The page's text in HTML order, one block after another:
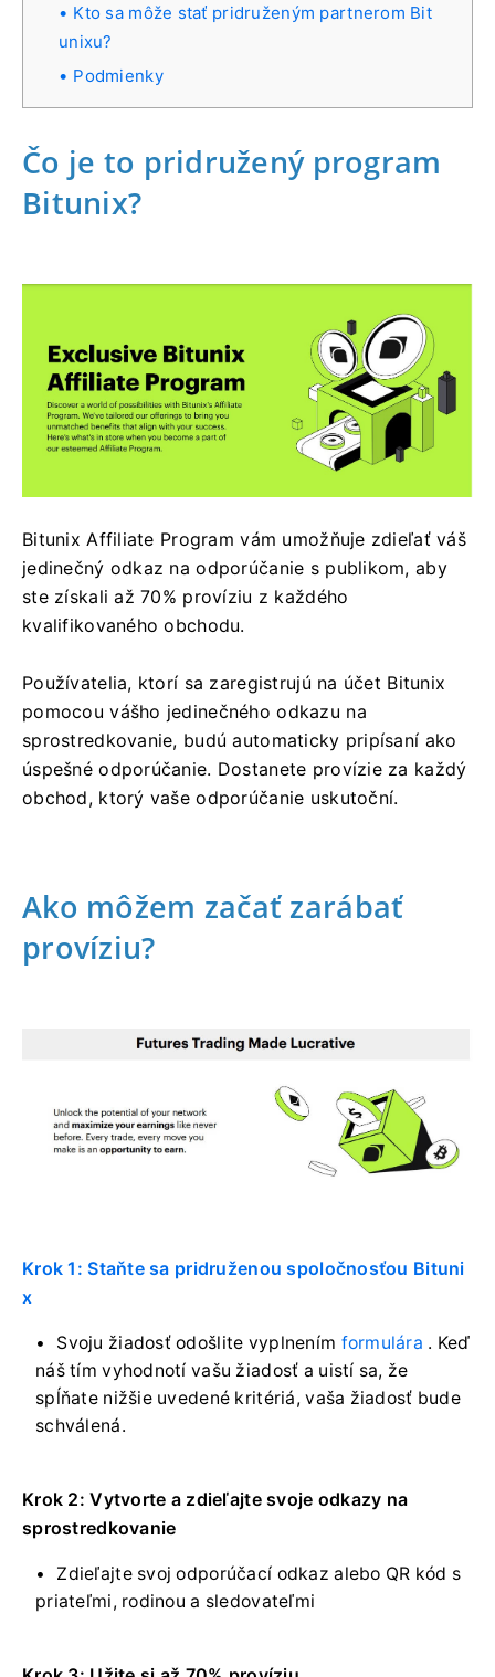
Kto sa môže stať pridruženým partnerom Bit
unixu?
Podmienky
Čo je to pridružený program
Bitunix?
Bitunix Affiliate Program vám umožňuje zdieľať váš
jedinečný odkaz na odporúčanie s publikom, aby
ste získali až 70% províziu z každého
kvalifikovaného obchodu.
Používatelia, ktorí sa zaregistrujú na účet Bitunix
pomocou vášho jedinečného odkazu na
sprostredkovanie, budú automaticky pripísaní ako
úspešné odporúčanie. Dostanete provízie za každý
obchod, ktorý vaše odporúčanie uskutoční.
Ako môžem začať zarábať
províziu?
Krok 1: Staňte sa pridruženou spoločnosťou Bituni
x
Svoju žiadosť odošlite vyplnením formulára . Keď
náš tím vyhodnotí vašu žiadosť a uistí sa, že
spĺňate nižšie uvedené kritériá, vaša žiadosť bude
schválená.
Krok 2: Vytvorte a zdieľajte svoje odkazy na
sprostredkovanie
Zdieľajte svoj odporúčací odkaz alebo QR kód s
priateľmi, rodinou a sledovateľmi